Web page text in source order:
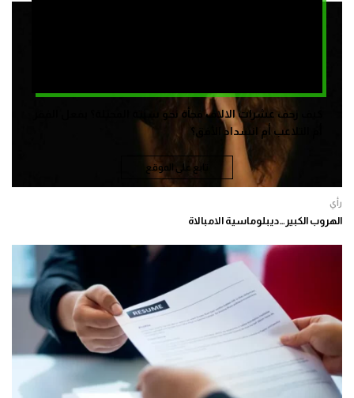
كيف زحف عشرات الالاف فجأة نحو سبتة المحتلة؟ بفعل الفقر
أم التلاعب أم انسداد الأفق؟
تابع على الموقع
رأي
الهروب الكبير…ديبلوماسية الامبالاة